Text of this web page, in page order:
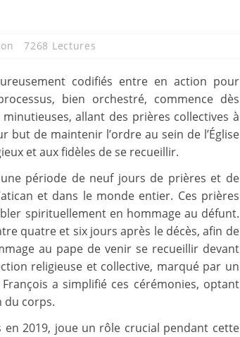
7268 Lectures
codifiés entre en action pour
bien orchestré, commence dès
allant des prières collectives à
but de maintenir l’ordre au sein de l’Église
et aux fidèles de se recueillir.
période de neuf jours de prières et de
et dans le monde entier. Ces prières
spirituellement en hommage au défunt.
quatre et six jours après le décès, afin de
au pape de venir se recueillir devant
religieuse et collective, marqué par un
a simplifié ces cérémonies, optant
du corps.
2019, joue un rôle crucial pendant cette